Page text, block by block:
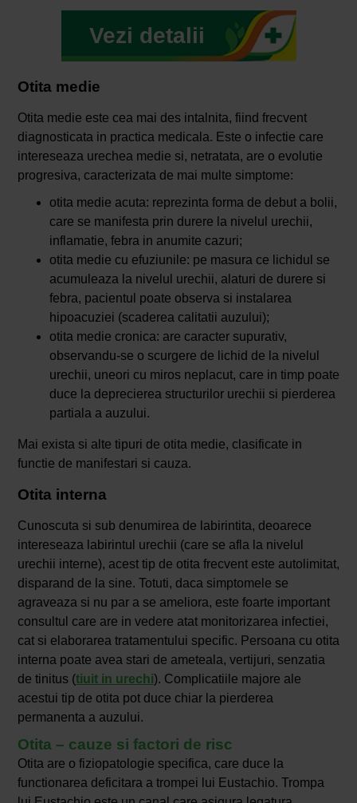
Vezi detalii
Otita medie
Otita medie este cea mai des intalnita, fiind frecvent
diagnosticata in practica medicala. Este o infectie care
intereseaza urechea medie si, netratata, are o evolutie
progresiva, caracterizata de mai multe simptome:
otita medie acuta: reprezinta forma de debut a bolii,
care se manifesta prin durere la nivelul urechii,
inflamatie, febra in anumite cazuri;
otita medie cu efuziunile: pe masura ce lichidul se
acumuleaza la nivelul urechii, alaturi de durere si
febra, pacientul poate observa si instalarea
hipoacuziei (scaderea calitatii auzului);
otita medie cronica: are caracter supurativ,
observandu-se o scurgere de lichid de la nivelul
urechii, uneori cu miros neplacut, care in timp poate
duce la deprecierea structurilor urechii si pierderea
partiala a auzului.
Mai exista si alte tipuri de otita medie, clasificate in
functie de manifestari si cauza.
Otita interna
Cunoscuta si sub denumirea de labirintita, deoarece
intereseaza labirintul urechii (care se afla la nivelul
urechii interne), acest tip de otita frecvent este autolimitat,
disparand de la sine. Totuti, daca simptomele se
agraveaza si nu par a se ameliora, este foarte important
consultul care are in vedere atat monitorizarea infectiei,
cat si elaborarea tratamentului specific. Persoana cu otita
interna poate avea stari de ameteala, vertijuri, senzatia
de tinitus (tiuit in urechi). Complicatiile majore ale
acestui tip de otita pot duce chiar la pierderea
permanenta a auzului.
Otita – cauze si factori de risc
Otita are o fiziopatologie specifica, care duce la
functionarea deficitara a trompei lui Eustachio. Trompa